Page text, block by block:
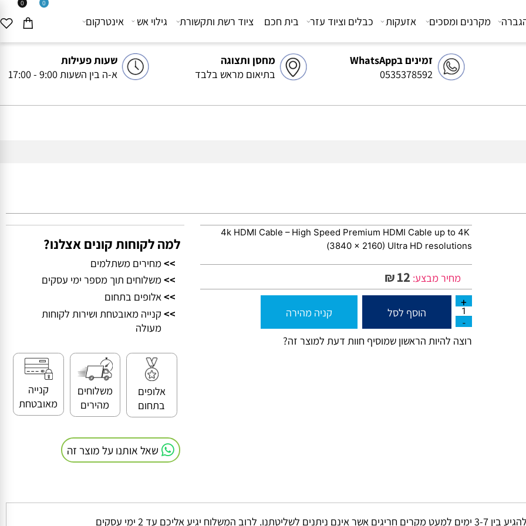
זמינים בWhatsApp
0535378592
מחסן ותצוגה
בתיאום מראש בלבד
שעות פעילות
א-ה בין השעות 9:00 - 17:00
0 0
מקרנים ומסכים אזעקות כבלים וציוד עזר בית חכם ציוד רשת ותקשורת גילוי אש אינטרקום
4k HDMI Cable – High Speed Premium HDMI Cable up to 4K
מחיר מבצע: ₪12
הוסף לסל
קניה מהירה
למה לקוחות קונים אצלנו?
מחירים משתלמים
>> משלוחים תוך מספר ימי עסקים
>> אלופים בתחום
קנייה מאובטחת ושירות לקוחות
אלופים
בתחום
משלוחים
מהירים
קנייה
מאובטחת